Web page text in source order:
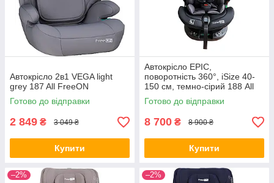
Автокрісло 2в1 VEGA light
grey 187 All FreeON
Готово до відправки
2 849 ₴ 3 049 ₴
Купити
Автокрісло EPIC,
поворотність 360°, iSize 40-
150 см, темно-сірий 188 All
FreeON
Готово до відправки
8 700 ₴ 8 900 ₴
Купити
–2% –2%